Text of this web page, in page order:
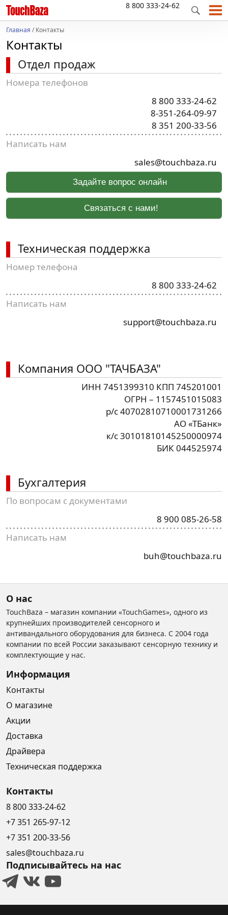
8 800 333-24-62
Главная / Контакты
Контакты
Отдел продаж
Номера телефонов
8 800 333-24-62
8-351-264-09-97
8 351 200-33-56
Написать нам
sales@touchbaza.ru
Задайте вопрос онлайн
Связаться с нами!
Техническая поддержка
Номер телефона
8 800 333-24-62
Написать нам
support@touchbaza.ru
Компания ООО "ТАЧБАЗА"
ИНН 7451399310 КПП 745201001
ОГРН – 1157451015083
p/c 40702810710001731266
АО «ТБанк»
к/с 30101810145250000974
БИК 044525974
Бухгалтерия
По вопросам с документами
8 900 085-26-58
Написать нам
buh@touchbaza.ru
О нас
TouchBaza – магазин компании «TouchGames», одного из
крупнейших производителей сенсорного и
антивандального оборудования для бизнеса. С 2004 года
компании по всей России заказывают сенсорную технику и
комплектующие у нас.
Информация
Контакты
О магазине
Акции
Доставка
Драйвера
Техническая поддержка
Контакты
8 800 333-24-62
+7 351 265-97-12
+7 351 200-33-56
sales@touchbaza.ru
Подписывайтесь на нас